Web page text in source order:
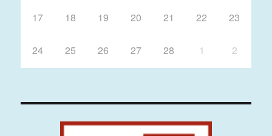
17 18 19 20 21 22 23
24 25 26 27 28 1 2